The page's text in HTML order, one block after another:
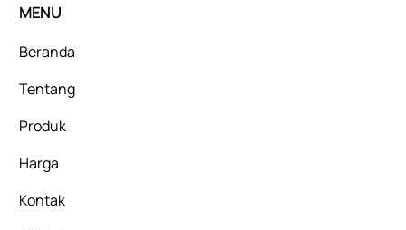
MENU
Beranda
Tentang
Produk
Harga
Kontak